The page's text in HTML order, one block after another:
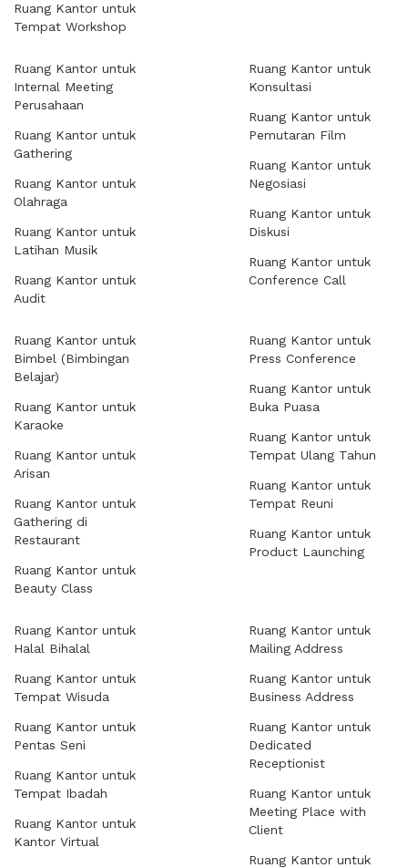
Ruang Kantor untuk
Tempat Workshop
Ruang Kantor untuk
Internal Meeting
Perusahaan
Ruang Kantor untuk
Gathering
Ruang Kantor untuk
Olahraga
Ruang Kantor untuk
Latihan Musik
Ruang Kantor untuk
Audit
Ruang Kantor untuk
Konsultasi
Ruang Kantor untuk
Pemutaran Film
Ruang Kantor untuk
Negosiasi
Ruang Kantor untuk
Diskusi
Ruang Kantor untuk
Conference Call
Ruang Kantor untuk
Bimbel (Bimbingan
Belajar)
Ruang Kantor untuk
Karaoke
Ruang Kantor untuk
Arisan
Ruang Kantor untuk
Gathering di
Restaurant
Ruang Kantor untuk
Beauty Class
Ruang Kantor untuk
Press Conference
Ruang Kantor untuk
Buka Puasa
Ruang Kantor untuk
Tempat Ulang Tahun
Ruang Kantor untuk
Tempat Reuni
Ruang Kantor untuk
Product Launching
Ruang Kantor untuk
Halal Bihalal
Ruang Kantor untuk
Tempat Wisuda
Ruang Kantor untuk
Pentas Seni
Ruang Kantor untuk
Tempat Ibadah
Ruang Kantor untuk
Kantor Virtual
Ruang Kantor untuk
Mailing Address
Ruang Kantor untuk
Business Address
Ruang Kantor untuk
Dedicated
Receptionist
Ruang Kantor untuk
Meeting Place with
Client
Ruang Kantor untuk